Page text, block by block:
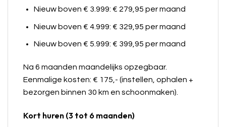
Nieuw boven € 3.999: € 279,95 per maand
Nieuw boven € 4.999: € 329,95 per maand
Nieuw boven € 5.999: € 399,95 per maand
Na 6 maanden maandelijks opzegbaar.
Eenmalige kosten: € 175,- (instellen, ophalen +
bezorgen binnen 30 km en schoonmaken).
Kort huren (3 tot 6 maanden)